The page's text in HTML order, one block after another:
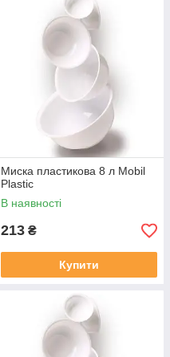
Миска пластикова 8 л Mobil
Plastic
В наявності
213 ₴
Купити